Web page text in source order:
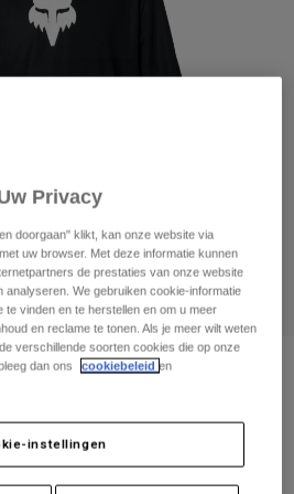
Ranger met lange
YS
Privacy
doorgaan" klikt, kan onze website via
uw browser. Met deze informatie kunnen
de prestaties van onze website
analyseren. We gebruiken cookie-informatie
te vinden en te herstellen en om u meer
en reclame te tonen. Als je meer wilt weten
verschillende soorten cookies die op onze
dan ons
cookiebeleid en
instellingen